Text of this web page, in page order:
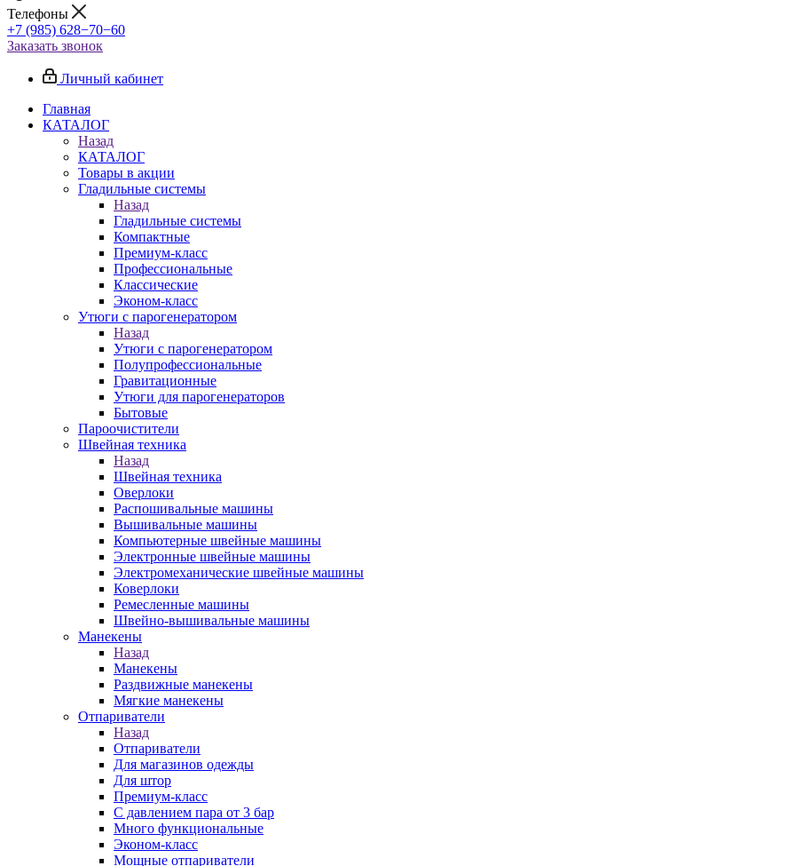
Телефоны
+7 (985) 628−70−60
Заказать звонок
Личный кабинет
Главная
КАТАЛОГ
Назад
КАТАЛОГ
Товары в акции
Гладильные системы
Назад
Гладильные системы
Компактные
Премиум-класс
Профессиональные
Классические
Эконом-класс
Утюги с парогенератором
Назад
Утюги с парогенератором
Полупрофессиональные
Гравитационные
Утюги для парогенераторов
Бытовые
Пароочистители
Швейная техника
Назад
Швейная техника
Оверлоки
Распошивальные машины
Вышивальные машины
Компьютерные швейные машины
Электронные швейные машины
Электромеханические швейные машины
Коверлоки
Ремесленные машины
Швейно-вышивальные машины
Манекены
Назад
Манекены
Раздвижные манекены
Мягкие манекены
Отпариватели
Назад
Отпариватели
Для магазинов одежды
Для штор
Премиум-класс
С давлением пара от 3 бар
Много функциональные
Эконом-класс
Мощные отпариватели